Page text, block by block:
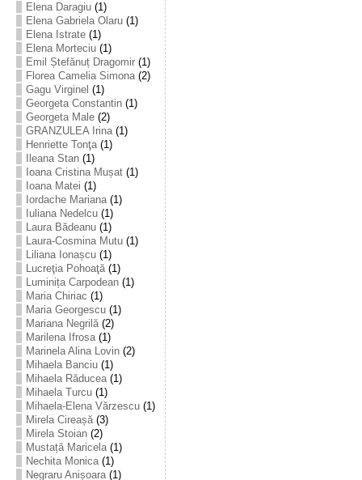
Elena Daragiu(1)
Elena Gabriela Olaru(1)
Elena Istrate(1)
Elena Morteciu(1)
Emil Ștefănuț Dragomir(1)
Florea Camelia Simona(2)
Gagu Virginel (1)
Georgeta Constantin(1)
Georgeta Male(2)
GRANZULEA Irina(1)
Henriette Tonţa(1)
Ileana Stan(1)
Ioana Cristina Mușat(1)
Ioana Matei (1)
Iordache Mariana(1)
Iuliana Nedelcu(1)
Laura Bădeanu(1)
Laura-Cosmina Mutu(1)
Liliana Ionașcu(1)
Lucreţia Pohoaţă(1)
Luminița Carpodean(1)
Maria Chiriac (1)
Maria Georgescu(1)
Mariana Negrilă(2)
Marilena Ifrosa(1)
Marinela Alina Lovin(2)
Mihaela Banciu(1)
Mihaela Răducea(1)
Mihaela Turcu(1)
Mihaela-Elena Vărzescu(1)
Mirela Cireașă(3)
Mirela Stoian(2)
Mustață Maricela(1)
Nechita Monica(1)
Negraru Anișoara(1)